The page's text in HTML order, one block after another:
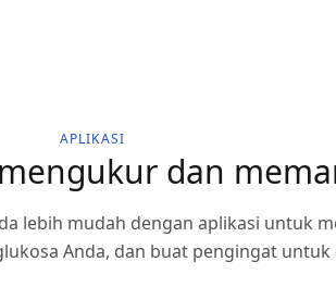
APLIKASI
dan
lebih mudah dengan aplikasi untuk
Anda, dan buat pengingat untuk